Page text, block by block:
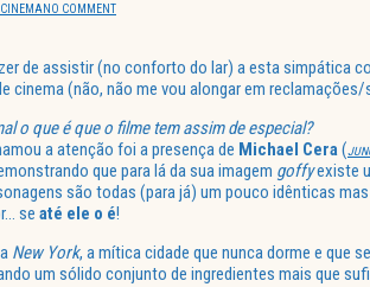
NO COMMENT
de assistir (no conforto do lar) a esta simpática
cinema (não, não me vou alongar em
o que é que o filme tem assim de especial?
a atenção foi a presença de Michael Cera(
que para lá da sua imagem goffyexiste
são todas (para já) um pouco idênticas
se até ele o é!
New York, a mítica cidade que nunca dorme e que
um sólido conjunto de ingredientes mais que